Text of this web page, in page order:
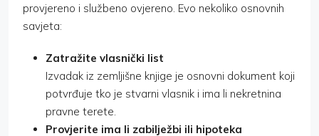
provjereno i službeno ovjereno. Evo nekoliko osnovnih
savjeta:
Zatražite vlasnički list
Izvadak iz zemljišne knjige je osnovni dokument koji
potvrđuje tko je stvarni vlasnik i ima li nekretnina
pravne terete.
Provjerite ima li zabilježbi ili hipoteka